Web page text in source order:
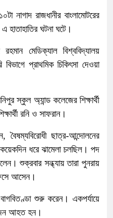
নাগাদ রাজধানীর বাংলামোটরের
হাতাহাতির ঘটনা ঘটে।
মেডিক্যাল বিশ্ববিদ্যালয়
প্রাথমিক চিকিৎসা দেওয়া
স্কুল অ্যান্ড কলেজের শিক্ষার্থী
রনি ও সাফরান।
বৈষম্যবিরোধী ছাত্র-আন্দোলনের
ধরে ঝামেলা চলছিল। পদ
শুক্রবার সন্ধ্যায় তারা পুনরায়
আসেন।
বাগবিতণ্ডা শুরু করেন। একপর্যায়ে
আহত হন।